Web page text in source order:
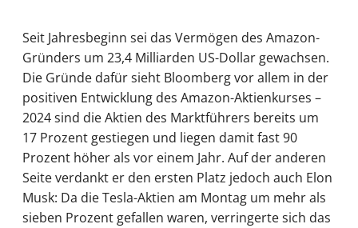
Seit Jahresbeginn sei das Vermögen des Amazon-
Gründers um 23,4 Milliarden US-Dollar gewachsen.
Die Gründe dafür sieht Bloomberg vor allem in der
positiven Entwicklung des Amazon-Aktienkurses –
2024 sind die Aktien des Marktführers bereits um
17 Prozent gestiegen und liegen damit fast 90
Prozent höher als vor einem Jahr. Auf der anderen
Seite verdankt er den ersten Platz jedoch auch Elon
Musk: Da die Tesla-Aktien am Montag um mehr als
sieben Prozent gefallen waren, verringerte sich das